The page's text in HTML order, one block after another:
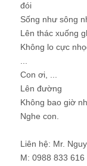
đói
Sống như sông
Lên thác xuống
Không lo cực
Con ơi, ...
Lên đường
Không bao giờ
Nghe con.
Liên hệ: Mr.
M: 0988 833 616